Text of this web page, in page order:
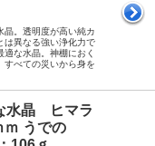
晶。透明度が高い純カ
は異なる強い浄化力で
な水晶。神棚におく
すべての災いから身を
水晶 ヒマラ
ｍ うでの